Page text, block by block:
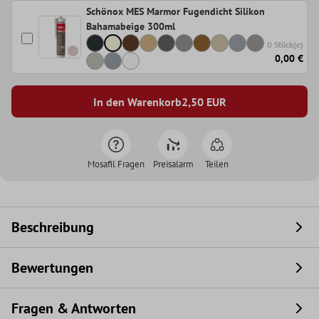
Schönox MES Marmor Fugendicht Silikon
Bahamabeige 300ml
0 Stück(e)
0,00 €
In den Warenkorb2,50EUR
Mosafil Fragen Preisalarm Teilen
Beschreibung
Bewertungen
Fragen & Antworten